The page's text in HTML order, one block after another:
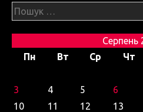
Пошук:
Серпень
Пн
Вт Ср Чт
3
4 5 6
10
11 12 13